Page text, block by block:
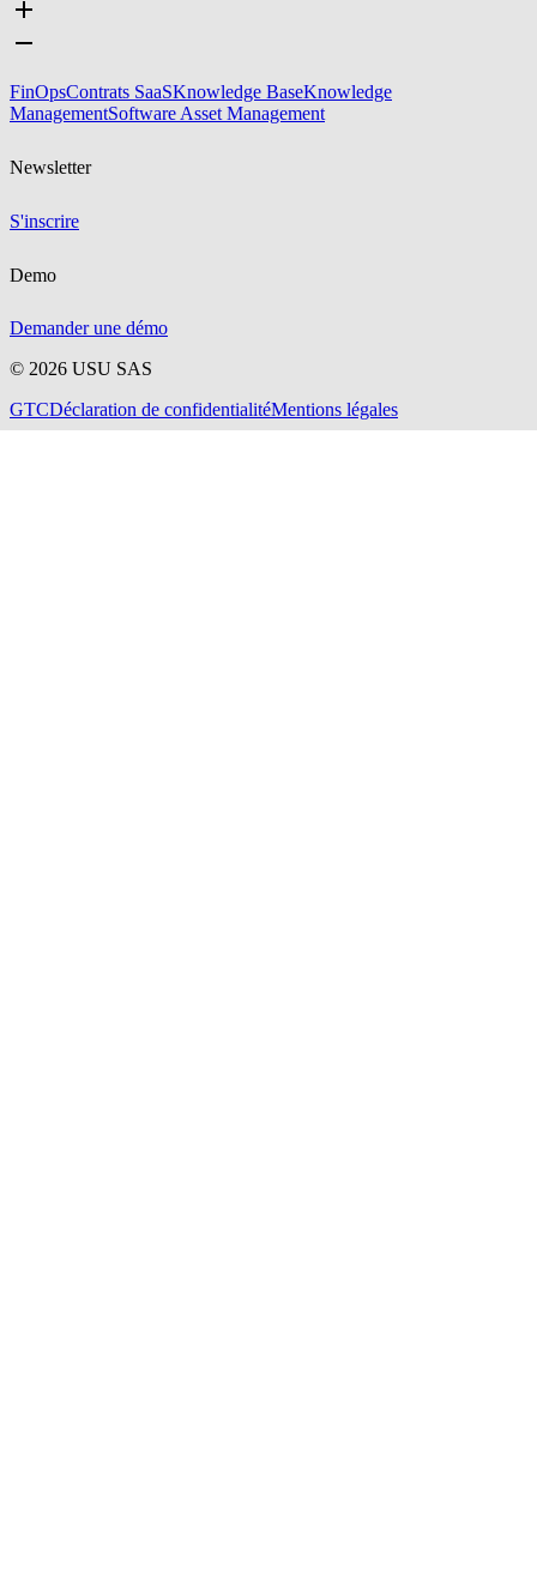
FinOpsContrats SaaSKnowledge BaseKnowledge
ManagementSoftware Asset Management
Newsletter
S'inscrire
Demo
Demander une démo
© 2026 USU SAS
GTCDéclaration de confidentialitéMentions légales